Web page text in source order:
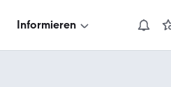
Informieren